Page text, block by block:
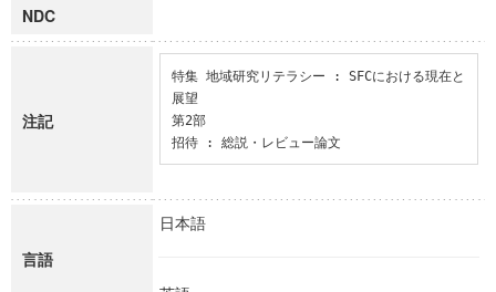
NDC
注記
特集 地域研究リテラシー : SFCにおける現在と
展望
第2部
招待 : 総説・レビュー論文
言語
日本語